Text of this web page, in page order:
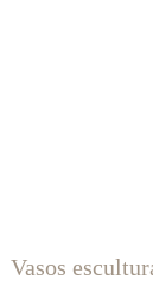
Vasos